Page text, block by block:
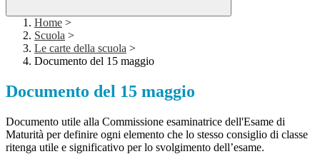
Home >
Scuola >
Le carte della scuola >
Documento del 15 maggio
Documento del 15 maggio
Documento utile alla Commissione esaminatrice dell'Esame di
Maturità per definire ogni elemento che lo stesso consiglio di classe
ritenga utile e significativo per lo svolgimento dell’esame.